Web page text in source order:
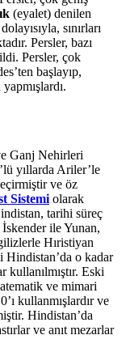
(eyalet) denilen
sınırları
Persler, bazı
Persler, çok
başlayıp,
yapmışlardı.
Ganj Nehirleri
yıllarda Ariler’le
ve öz
Sistemi olarak
tarihi süreç
ile Yunan,
Hıristiyan
o kadar
kullanılmıştır. Eski
ve mimari
kullanmışlardır ve
Hindistan’da
ve anıt mezarlar